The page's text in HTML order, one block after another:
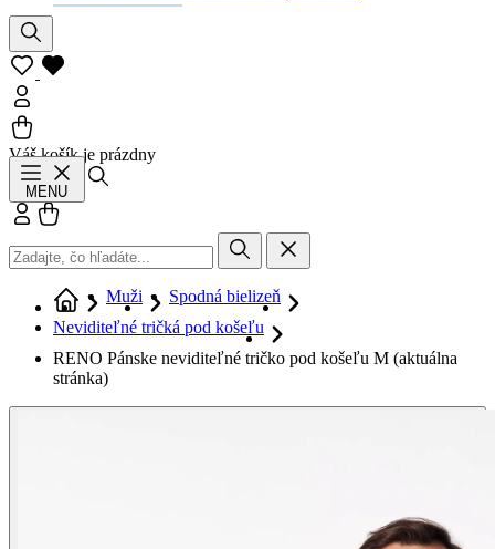
Váš košík je prázdny
MENU
Prihlásiť sa
Muži
Spodná bielizeň
Neviditeľné tričká pod košeľu
RENO Pánske neviditeľné tričko pod košeľu M (aktuálna
stránka)